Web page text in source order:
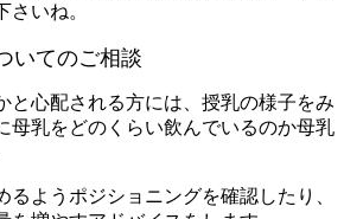
いね。
いてのご相談
と心配される方には、授乳の様子をみ
母乳をどのくらい飲んでいるのか母乳
るようポジショニングを確認したり、